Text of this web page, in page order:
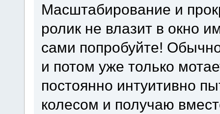
Масштабирование и
ролик не влазит в окно
сами попробуйте!
и потом уже только
постоянно интуитивно
колесом и получаю